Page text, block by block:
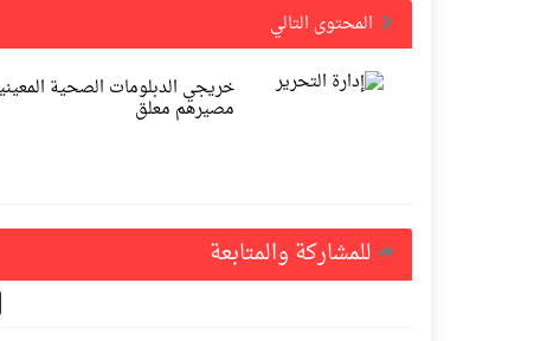
المحتوى التالي
خريجي الدبلومات الصحية
مصيرهم معلق
للمشاركة والمتابعة